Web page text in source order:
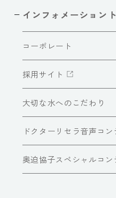
インフォメーショント
コーポレート
採用サイト
大切な水へのこだわり
ドクターリセラ音声コン
奥迫協子スペシャルコン